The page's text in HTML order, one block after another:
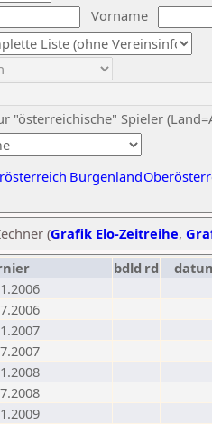
Vorname
"österreichische" Spieler
Burgenland
(Grafik Elo-Zeitreihe,
bdld rd